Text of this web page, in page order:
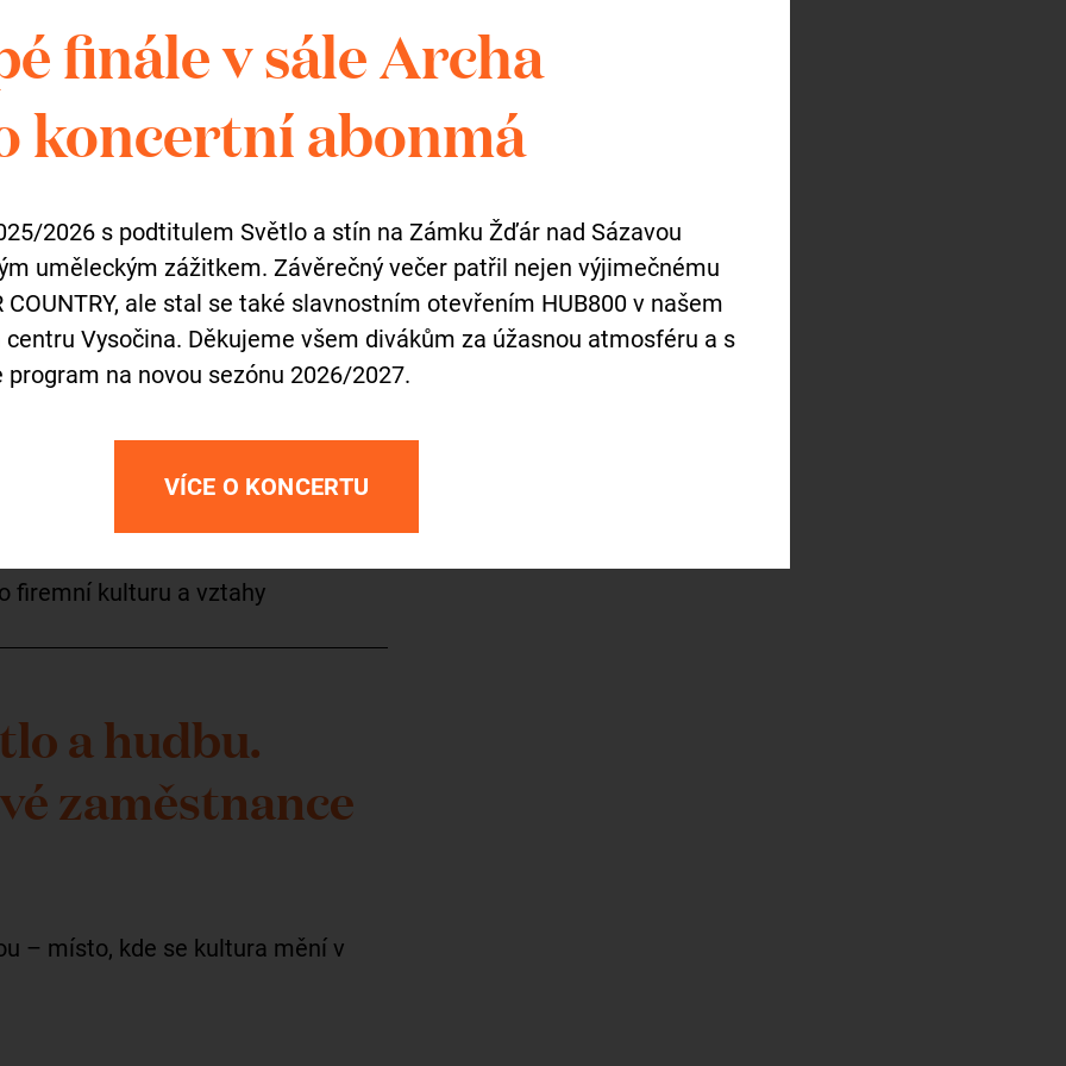
pro vaše zaměstnance. Slevu
na pokladně zámku.
zážitek ze
firemní kulturu a vztahy
a hudbu.
zaměstnance
– místo, kde se kultura mění v
finále v sále Archa
koncertní abonmá
2026 s podtitulem Světlo a stín na Zámku Žďár nad Sázavou
uměleckým zážitkem. Závěrečný večer patřil nejen výjimečnému
COUNTRY, ale stal se také slavnostním otevřením HUB800 v našem
Vysočina. Děkujeme všem divákům za úžasnou atmosféru a s
na novou sezónu 2026/2027.
VÍCE O KONCERTU